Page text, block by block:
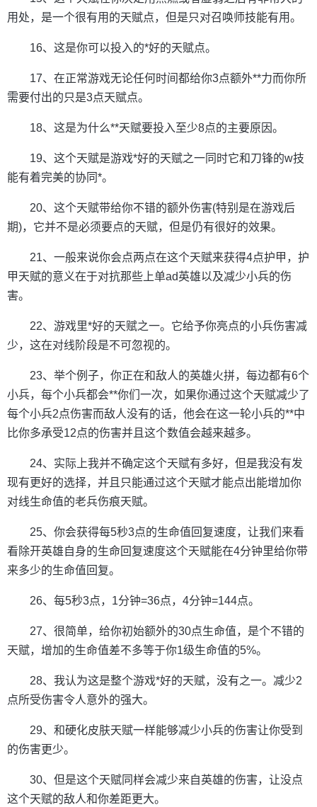
用处，是一个很有用的天赋点，但是只对召唤师技能有用。
16、这是你可以投入的*好的天赋点。
17、在正常游戏无论任何时间都给你3点额外**力而你所
需要付出的只是3点天赋点。
18、这是为什么**天赋要投入至少8点的主要原因。
19、这个天赋是游戏*好的天赋之一同时它和刀锋的w技
能有着完美的协同*。
20、这个天赋带给你不错的额外伤害(特别是在游戏后
期)，它并不是必须要点的天赋，但是仍有很好的效果。
21、一般来说你会点两点在这个天赋来获得4点护甲，护
甲天赋的意义在于对抗那些上单ad英雄以及减少小兵的伤
害。
22、游戏里*好的天赋之一。它给予你亮点的小兵伤害减
少，这在对线阶段是不可忽视的。
23、举个例子，你正在和敌人的英雄火拼，每边都有6个
小兵，每个小兵都会**你们一次，如果你通过这个天赋减少了
每个小兵2点伤害而敌人没有的话，他会在这一轮小兵的**中
比你多承受12点的伤害并且这个数值会越来越多。
24、实际上我并不确定这个天赋有多好，但是我没有发
现有更好的选择，并且只能通过这个天赋才能点出能增加你
对线生命值的老兵伤痕天赋。
25、你会获得每5秒3点的生命值回复速度，让我们来看
看除开英雄自身的生命回复速度这个天赋能在4分钟里给你带
来多少的生命值回复。
26、每5秒3点，1分钟=36点，4分钟=144点。
27、很简单，给你初始额外的30点生命值，是个不错的
天赋，增加的生命值差不多等于你1级生命值的5%。
28、我认为这是整个游戏*好的天赋，没有之一。减少2
点所受伤害令人意外的强大。
29、和硬化皮肤天赋一样能够减少小兵的伤害让你受到
的伤害更少。
30、但是这个天赋同样会减少来自英雄的伤害，让没点
这个天赋的敌人和你差距更大。